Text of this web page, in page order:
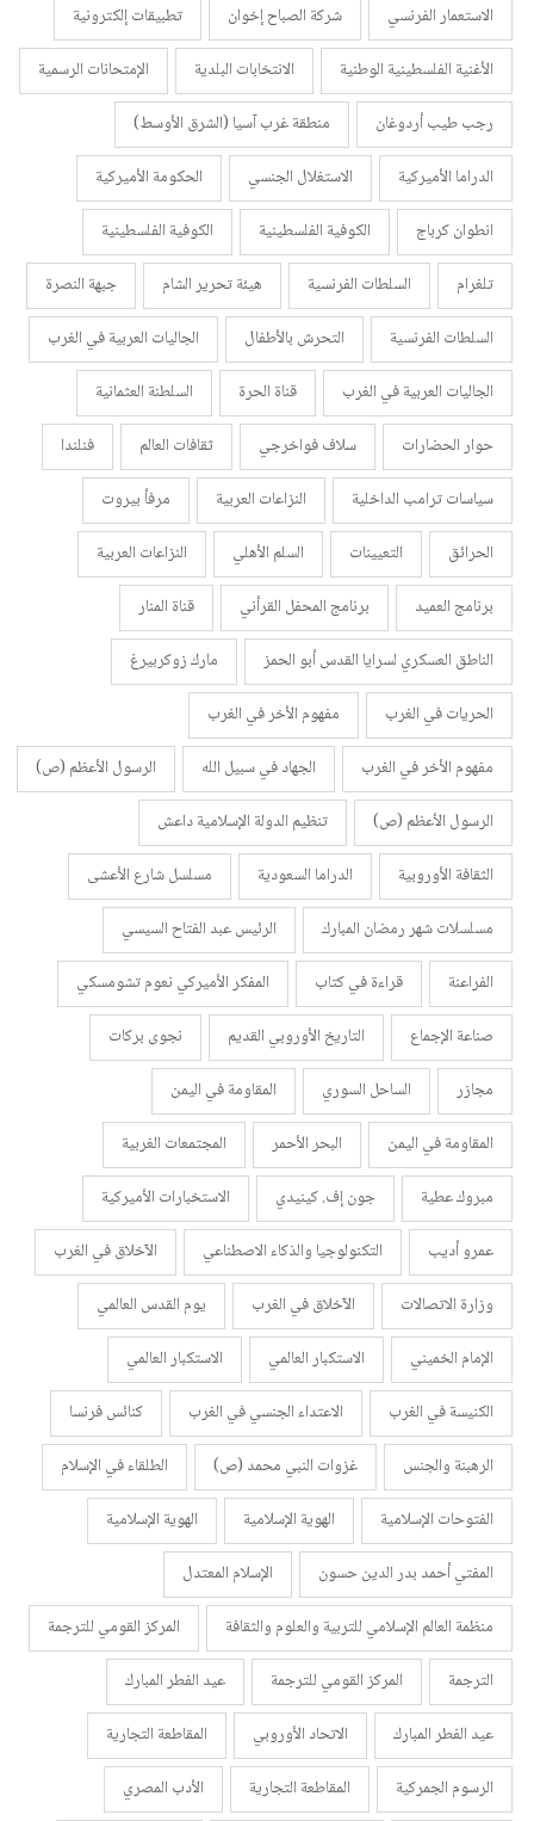
الاستعمار الفرنسي شركة الصباح إخوان
تطبيقات إلكترونية
الأغنية الفلسطينية الوطنية
الانتخابات البلدية
الإمتحانات الرسمية
رجب طيب أردوغان
منطقة غرب آسيا (الشرق الأوسط)
الدراما الأميركية
الاستغلال الجنسي
الحكومة الأميركية
انطوان كرباج
الكوفية الفلسطينية
الكوفية الفلسطينية
تلغرام
السلطات الفرنسية هيئة تحرير الشام
جبهة النصرة
السلطات الفرنسية
التحرش بالأطفال
الجاليات العربية في الغرب
الجاليات العربية في الغرب
قناة الحرة
السلطنة العثمانية
حوار الحضارات
سلاف فواخرجي ثقافات العالم
فنلندا
سياسات ترامب الداخلية
النزاعات العربية
مرفأ بيروت
الحرائق
التعيينات السلم الأهلي
النزاعات العربية
برنامج العميد
برنامج المحفل القرأني
قناة المنار
الناطق العسكري لسرايا القدس أبو الحمز
مارك زوكربيرغ
الحريات في الغرب
مفهوم الأخر في الغرب
مفهوم الأخر في الغرب
الجهاد في سبيل الله
الرسول الأعظم (ص)
الرسول الأعظم (ص)
تنظيم الدولة الإسلامية داعش
الثقافة الأوروبية
الدراما السعودية
مسلسل شارع الأعشى
مسلسلات شهر رمضان المبارك
الرئيس عبد الفتاح السيسي
الفراعنة
قراءة في كتاب
المفكر الأميركي نعوم تشومسكي
صناعة الإجماع
التاريخ الأوروبي القديم
نجوى بركات
مجازر
الساحل السوري
المقاومة في اليمن
المقاومة في اليمن
البحر الأحمر
المجتمعات الغربية
مبروك عطية
جون إف. كينيدي
الاستخبارات الأميركية
عمرو أديب
التكنولوجيا والذكاء الاصطناعي
الآخلاق في الغرب
وزارة الاتصالات
الآخلاق في الغرب
يوم القدس العالمي
الإمام الخميني
الاستكبار العالمي
الاستكبار العالمي
الكنيسة في الغرب
الاعتداء الجنسي في الغرب
كنائس فرنسا
الرهبنة والجنس
غزوات النبي محمد (ص)
الطلقاء في الإسلام
الفتوحات الإسلامية
الهوية الإسلامية
الهوية الإسلامية
المفتي أحمد بدر الدين حسون
الإسلام المعتدل
منظمة العالم الإسلامي للتربية والعلوم والثقافة
المركز القومي للترجمة
الترجمة
المركز القومي للترجمة
عيد الفطر المبارك
عيد الفطر المبارك
الاتحاد الأوروبي
المقاطعة التجارية
الرسوم الجمركية
المقاطعة التجارية
الأدب المصري